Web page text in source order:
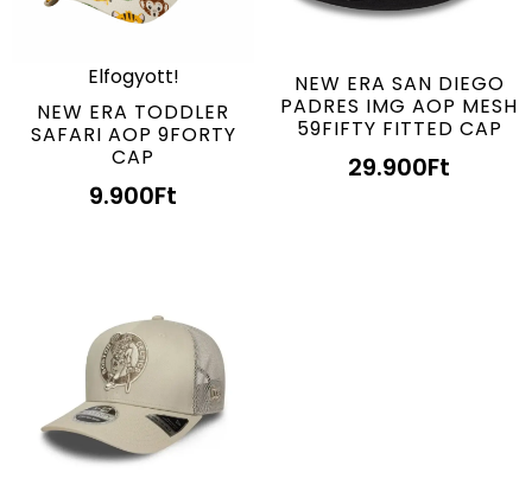
Elfogyott!
NEW ERA TODDLER
SAFARI AOP 9FORTY
CAP
9.900Ft
NEW ERA SAN DIEGO
PADRES IMG AOP MESH
59FIFTY FITTED CAP
29.900Ft